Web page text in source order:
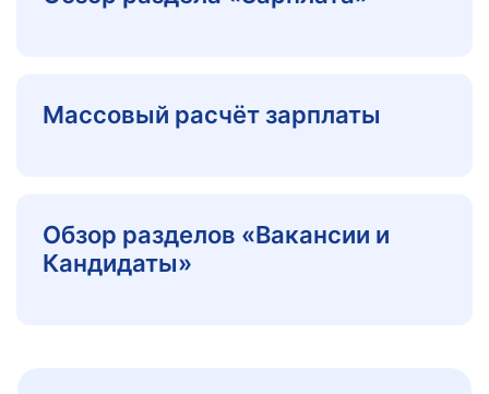
Массовый расчёт зарплаты
Обзор разделов «Вакансии и
Кандидаты»